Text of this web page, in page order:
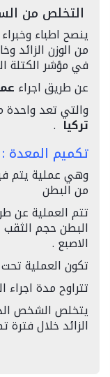
التخلص من
ينصح اطباء وخبراء
من الوزن الزائد
في مؤشر الكتلة
عن طريق اجراء
والتي تعد
تركيا .
تكميم المعدة :
من البطن
البطن حجم الثقب
الاصبع .
تكون العملية تحت
تتراوح مدة اجراء العملية
يتخلص الشخص
الزائد خلال فترة تصل